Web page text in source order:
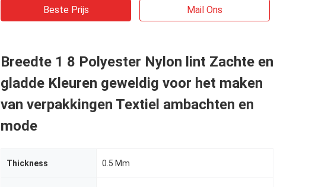
Beste Prijs Mail Ons
Breedte 1 8 Polyester Nylon lint Zachte en
gladde Kleuren geweldig voor het maken
van verpakkingen Textiel ambachten en
mode
Thickness 0.5 Mm